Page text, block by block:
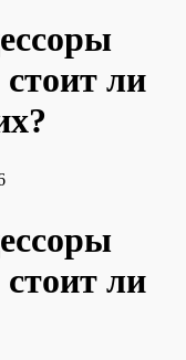
стоит ли
стоит ли